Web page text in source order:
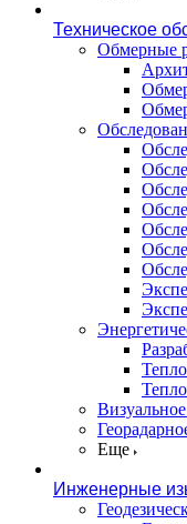
Техническое
Обмерные
Еще
Инженерные